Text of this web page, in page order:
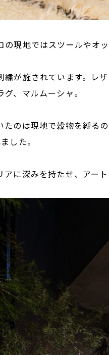
現地ではスツールやオ
が施されています。レ
、マルムーシャ。
のは現地で穀物を縛るの
した。
に深みを持たせ、アー